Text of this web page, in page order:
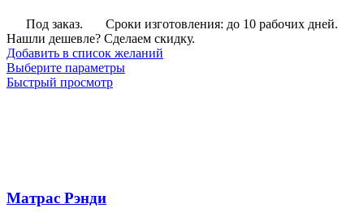
Под заказ.
Сроки изготовления: до 10 рабочих дней.
Нашли дешевле? Сделаем скидку.
Добавить в список желаний
Выберите параметрыЭтот
Быстрый просмотр
Матрас Рэнди